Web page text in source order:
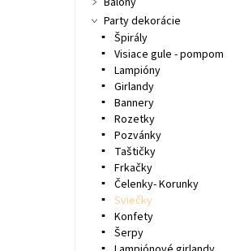
Party dekorácie
Špirály
Visiace gule - pompom
Lampióny
Girlandy
Bannery
Rozetky
Pozvánky
Taštičky
Frkačky
Čelenky- Korunky
Sviečky
Konfety
Šerpy